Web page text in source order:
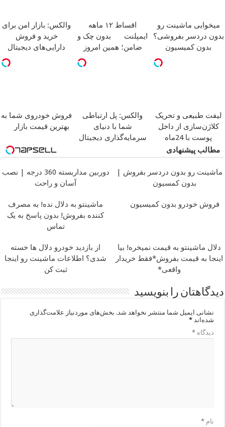
میخوایی ماشینت رو
بدون دردسر بفروشی؟
بدون کمیسیون
اقساط ۱۲ ماهه
ایمپلنت
بدون چک و
ضامن؛ همین امروز
والکس: بازار امن برای
خرید و فروش
دارایی‌های دیجیتال
لیفت طبیعی و تحریک
کلاژن‌سازی از داخل
پوست با 24ماه
ماندگاری
جوان شو
والکس: پل ارتباطی
شما با دنیای
سرمایه‌گذاری دیجیتال
فروش خودروی شما به
بهترین قیمت بازار
مطالب پیشنهادی
ماشینت رو بدون دردسر بفروش |
بدون کمسیون
دوربین مداربسته 360 درجه | نصب
آسان و راحت
فروش خودرو بدون کمیسیون
ماشینتو به دلال نده! به مصرف
کننده بفروش! بدون پاسخ به یک
تماس
دلال ماشینتو به قیمت نمیخره! بیا
اینجا به قیمت بفروش*فقط خریدار
واقعی*
از بازدید خودرو دلال ها خسته
شدی؟ اطلاعات ماشینت رو اینجا
ثبت کن
دیدگاهتان را بنویسید
نشانی ایمیل شما منتشر نخواهد شد. بخش‌های موردنیاز علامت‌گذاری
شده‌اند*
دیدگاه*
نام*